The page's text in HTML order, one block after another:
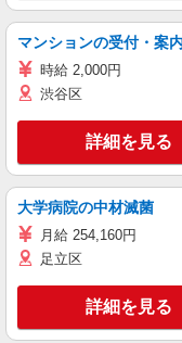
マンションの受付・案
時給 2,000円
渋谷区
詳細を見る
大学病院の中材滅菌
月給 254,160円
足立区
詳細を見る